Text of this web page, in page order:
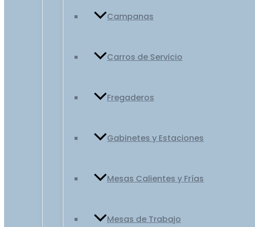
Campanas
Carros de Servicio
Fregaderos
Gabinetes y Estaciones
Mesas Calientes y Frías
Mesas de Trabajo